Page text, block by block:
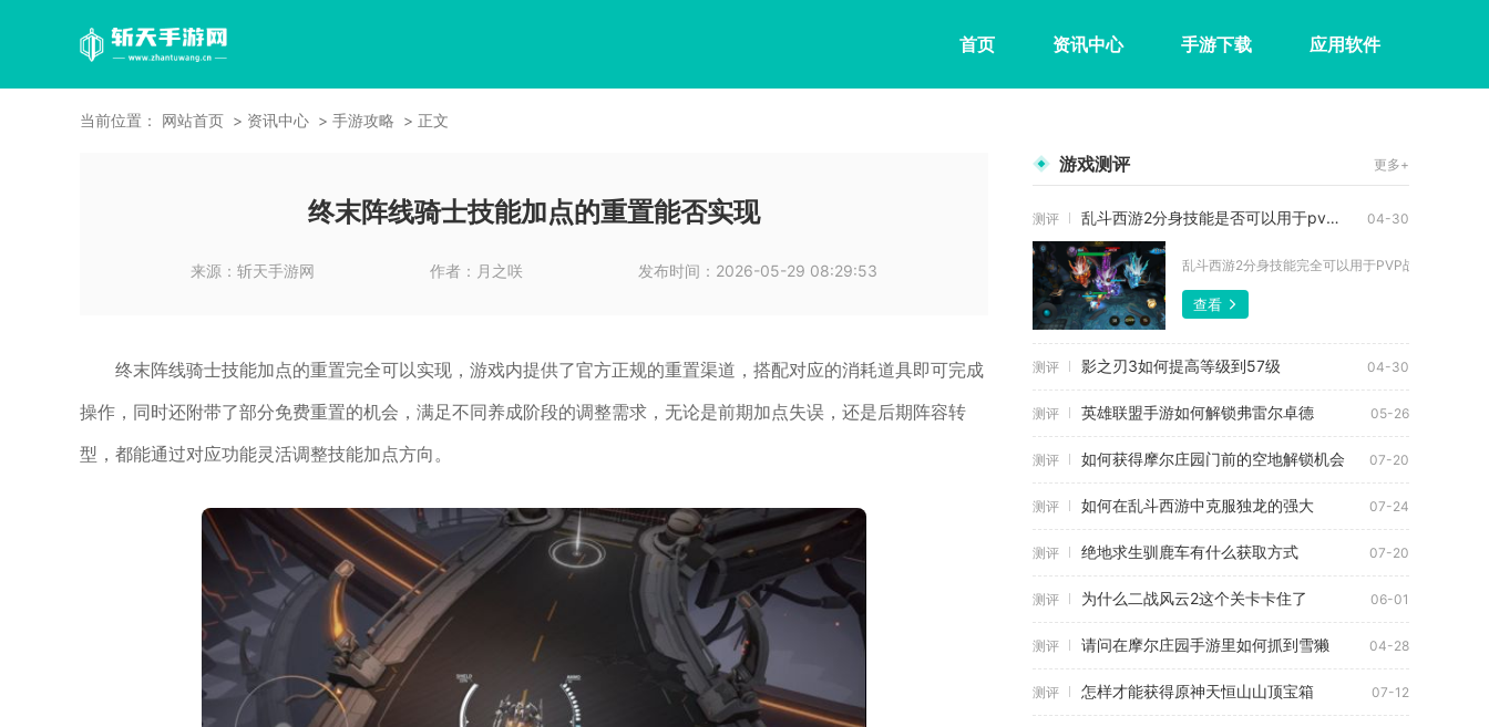
首页 资讯中心 手游下载 应用软件
当前位置： 网站首页 资讯中心 手游攻略 正文
终末阵线骑士技能加点的重置能否实现
来源： 斩天手游网 作者： 月之咲 发布时间： 2026-05-29 08:29:53
终末阵线骑士技能加点的重置完全可以实现，游戏内提供了官方正规的重置渠道，搭配对应的消耗道具即可完成
操作，同时还附带了部分免费重置的机会，满足不同养成阶段的调整需求，无论是前期加点失误，还是后期阵容转
型，都能通过对应功能灵活调整技能加点方向。
游戏测评 更多+
测评 乱斗西游2分身技能是否可以用于pvp战斗 04-30
乱斗西游2分身技能完全可以用于PVP战斗，且是
查看
测评 影之刃3如何提高等级到57级 04-30
测评 英雄联盟手游如何解锁弗雷尔卓德 05-26
测评 如何获得摩尔庄园门前的空地解锁机会 07-20
测评 如何在乱斗西游中克服独龙的强大 07-24
测评 绝地求生驯鹿车有什么获取方式 07-20
测评 为什么二战风云2这个关卡卡住了 06-01
测评 请问在摩尔庄园手游里如何抓到雪獭 04-28
测评 怎样才能获得原神天恒山山顶宝箱 07-12